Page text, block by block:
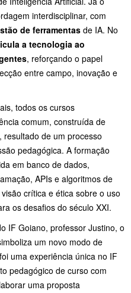
interdisciplinar, com
de ferramentas de IA. No
a tecnologia ao
, reforçando o papel
entre campo, inovação e
todos os cursos
comum, construída de
de um processo
pedagógica. A formação
em banco de dados,
APIs e algoritmos de
crítica e ética sobre o uso
os desafios do século XXI.
IF Goiano, professor Justino, o
um novo modo de
uma experiência única no IF
pedagógico de curso com
uma proposta